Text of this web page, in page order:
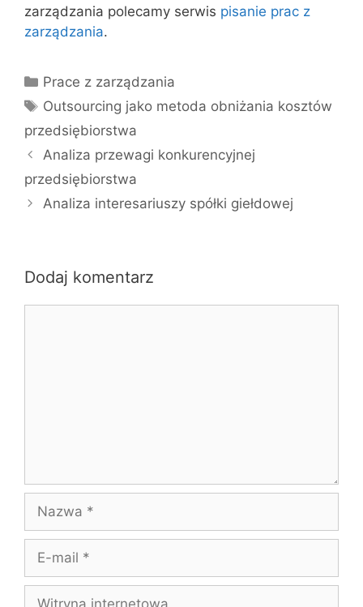
zarządzania polecamy serwis pisanie prac z
zarządzania.
Kategorie
Prace z zarządzania
Tagi
Outsourcing jako metoda obniżania kosztów
przedsiębiorstwa
Analiza przewagi konkurencyjnej
przedsiębiorstwa
Analiza interesariuszy spółki giełdowej
Dodaj komentarz
mail